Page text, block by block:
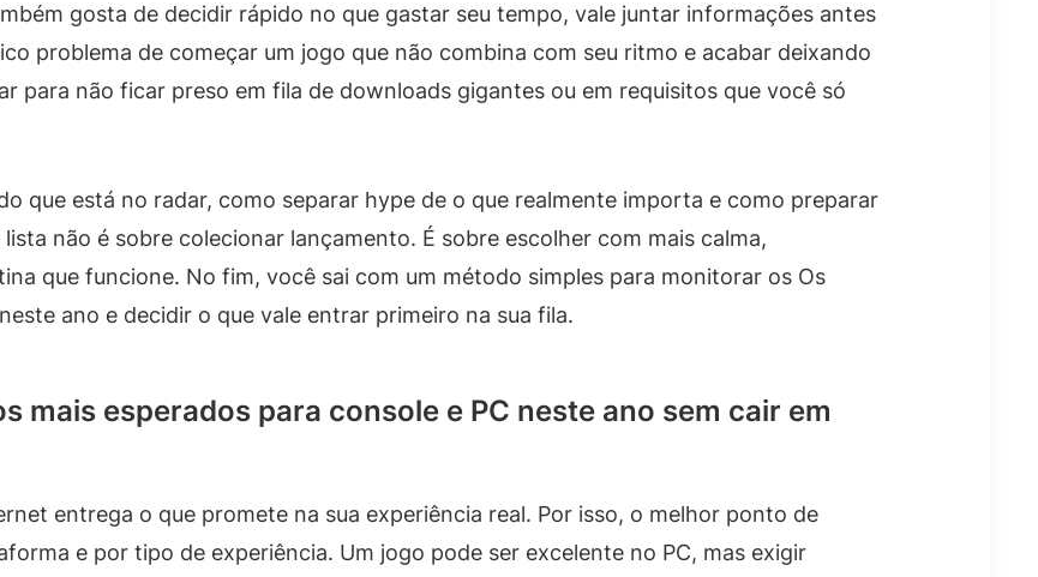
gosta de decidir rápido no que gastar seu tempo, vale juntar informações antes
problema de começar um jogo que não combina com seu ritmo e acabar deixando
para não ficar preso em fila de downloads gigantes ou em requisitos que você só
que está no radar, como separar hype de o que realmente importa e como preparar
não é sobre colecionar lançamento. É sobre escolher com mais calma,
que funcione. No fim, você sai com um método simples para monitorar os Os
ano e decidir o que vale entrar primeiro na sua fila.
mais esperados para console e PC neste ano sem cair em
entrega o que promete na sua experiência real. Por isso, o melhor ponto de
e por tipo de experiência. Um jogo pode ser excelente no PC, mas exigir